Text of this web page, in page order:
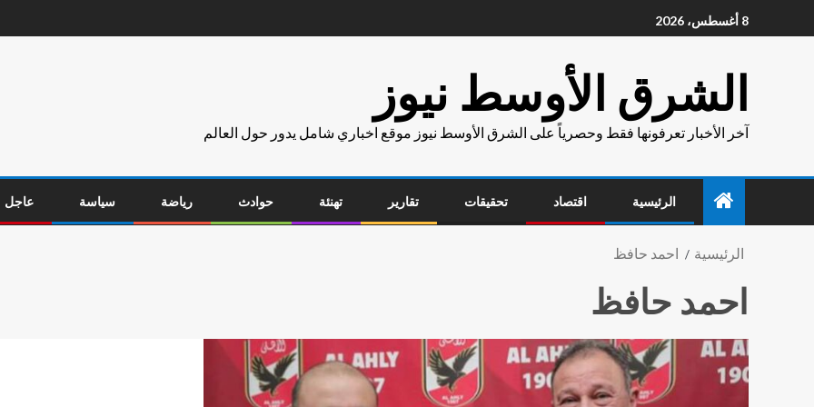
8 أغسطس، 2026
الشرق الأوسط نيوز
آخر الأخبار تعرفونها فقط وحصرياً على الشرق الأوسط نيوز موقع اخباري شامل يدور حول العالم
الرئيسية اقتصاد تحقيقات تقارير تهنئة حوادث رياضة سياسة عاجل
الرئيسية احمد حافظ
احمد حافظ